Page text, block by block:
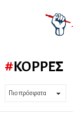
ΚΟΡΡΈΣ